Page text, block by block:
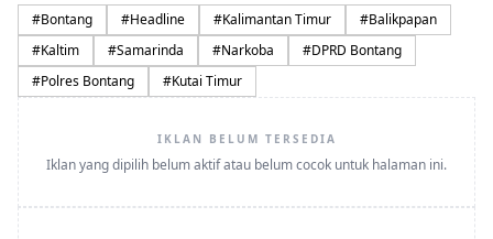
#Bontang #Headline #Kalimantan Timur #Balikpapan
#Kaltim #Samarinda #Narkoba #DPRD Bontang
#Polres Bontang #Kutai Timur
IKLAN BELUM TERSEDIA
Iklan yang dipilih belum aktif atau belum cocok untuk halaman ini.